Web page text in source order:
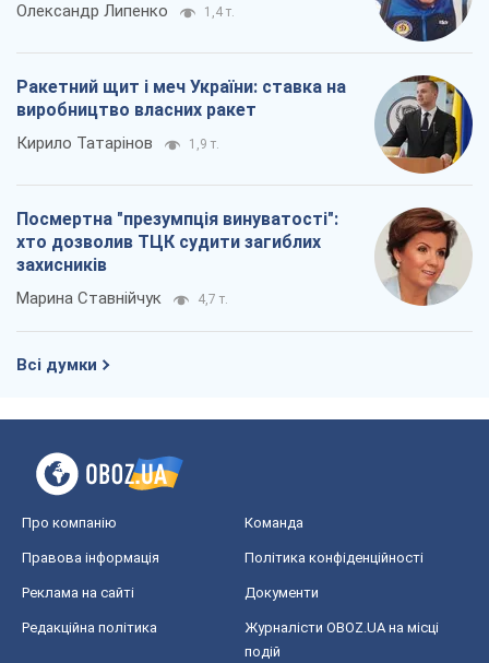
Олександр Липенко 1,4 т.
Ракетний щит і меч України: ставка на
виробництво власних ракет
Кирило Татарінов 1,9 т.
Посмертна "презумпція винуватості":
хто дозволив ТЦК судити загиблих
захисників
Марина Ставнійчук 4,7 т.
Всі думки
Про компанію Команда
Правова інформація Політика конфіденційності
Реклама на сайті Документи
Редакційна політика
Журналісти OBOZ.UA на місці
подій